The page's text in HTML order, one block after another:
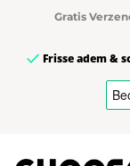
Gratis
Frisse adem &